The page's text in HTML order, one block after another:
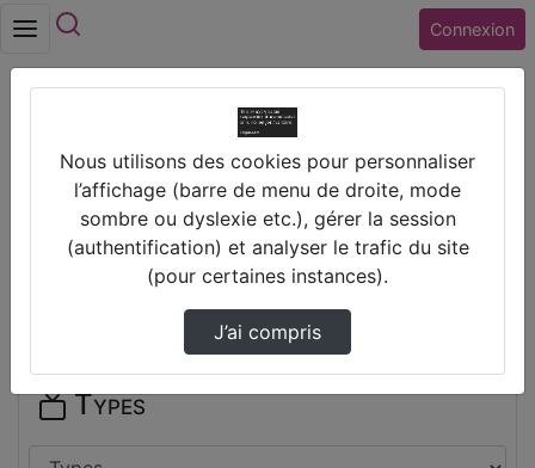
Connexion
Lycée VAL DE LOIRE (41) BLOIS
Thèmes de Lycée VAL DE LOIRE (41)
BLOIS
Disciplines
Types
Nous utilisons des cookies pour personnaliser
l’affichage (barre de menu de droite, mode
sombre ou dyslexie etc.), gérer la session
(authentification) et analyser le trafic du site
(pour certaines instances).
J’ai compris